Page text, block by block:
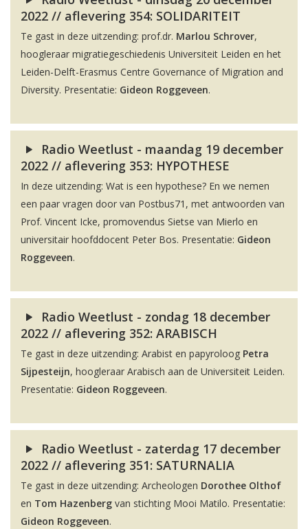
2022 // aflevering 354: SOLIDARITEIT
Te gast in deze uitzending: prof.dr. Marlou Schrover,
hoogleraar migratiegeschiedenis Universiteit Leiden en het
Leiden-Delft-Erasmus Centre Governance of Migration and
Diversity. Presentatie: Gideon Roggeveen.
Radio Weetlust - maandag 19 december
2022 // aflevering 353: HYPOTHESE
In deze uitzending: Wat is een hypothese? En we nemen
een paar vragen door van Postbus71, met antwoorden van
Prof. Vincent Icke, promovendus Sietse van Mierlo en
universitair hoofddocent Peter Bos. Presentatie: Gideon
Roggeveen.
Radio Weetlust - zondag 18 december
2022 // aflevering 352: ARABISCH
Te gast in deze uitzending: Arabist en papyroloog Petra
Sijpesteijn, hoogleraar Arabisch aan de Universiteit Leiden.
Presentatie: Gideon Roggeveen.
Radio Weetlust - zaterdag 17 december
2022 // aflevering 351: SATURNALIA
Te gast in deze uitzending: Archeologen Dorothee Olthof
en Tom Hazenberg van stichting Mooi Matilo. Presentatie:
Gideon Roggeveen.